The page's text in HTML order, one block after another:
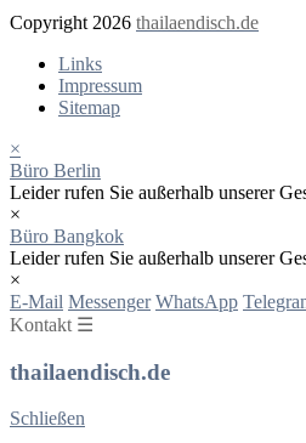
Copyright 2026 thailaendisch.de
Links
Impressum
Sitemap
×
Büro Berlin
Leider rufen Sie außerhalb unserer
×
Büro Bangkok
Leider rufen Sie außerhalb unserer
×
E-Mail Messenger WhatsApp
Kontakt ☰
thailaendisch.de
Schließen